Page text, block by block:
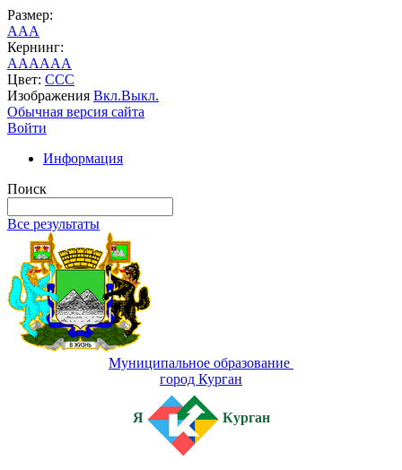
Размер:
AAA
Кернинг:
AAAAAA
Цвет: CCC
Изображения Вкл.Выкл.
Обычная версия сайта
Войти
Информация
Поиск
Все результаты
Муниципальное образование
город Курган
Я Курган